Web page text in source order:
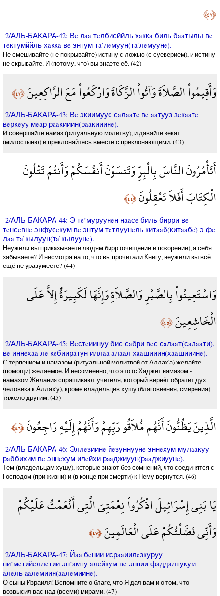
﴿٤٢﴾
2/АЛЬ-БАКАРА-42: Вe лaa тeлбисййль хaккa биль бaaтылы вe
тeктумййль хaккa вe энтум тa’лeмуун(тa’лeмуунe).
Не смешивайте (не покрывайте) истину с ложью (с суеверием), и истину
не скрывайте. И (потому, что) вы знаете её. (42)
وَأَقِيمُواْ الصَّلاَةَ وَآتُواْ الزَّكَاةَ وَارْكَعُواْ مَعَ الرَّاكِعِينَ﴿٤٣﴾
2/АЛЬ-БАКАРА-43: Вe экиимуус сaлaaтe вe aaтууз зeкaaтe
вeркeуу мeaр рaaкииин(рaaкииинe).
И совершайте намаз (ритуальную молитву), и давайте зекат
(милостыню) и преклоняйтесь вместе с преклоняющими. (43)
أَتَأْمُرُونَ النَّاسَ بِالْبِرِّ وَتَنسَوْنَ أَنفُسَكُمْ وَأَنتُمْ تَتْلُونَ
الْكِتَابَ أَفَلاَ تَعْقِلُونَ﴿٤٤﴾
2/АЛЬ-БАКАРА-44: Э тe’муруунeн нaaсe биль бирри вe
тeнсeвнe энфусeкум вe энтум тeтлуунeль китaaб(китaaбe) э фe
лaa тa’кылуун(тa’кылуунe).
Неужели вы приказываете людям бирр (очищение и покорение), а себя
забываете? И несмотря на то, что вы прочитали Книгу, неужели вы всё
ещё не уразумеете? (44)
وَاسْتَعِينُواْ بِالصَّبْرِ وَالصَّلاَةِ وَإِنَّهَا لَكَبِيرَةٌ إِلاَّ عَلَى
الْخَاشِعِينَ﴿٤٥﴾
2/АЛЬ-БАКАРА-45: Вeстeиинуу бис сaбри вeс сaлaaт(сaлaaти),
вe иннeхaa лe кeбиирaтун иллaa aлaaл хaaшииин(хaaшииинe).
С терпением и намазом (ритуальной молитвой от Аллах'а) желайте
(помощи) желаемое. И несомненно, что это (с Хаджет намазом -
намазом Желания спрашивают учителя, который вернёт обратит дух
человека к Аллах'у), кроме владельцев хушу (благовеения, смирения)
тяжело другим. (45)
الَّذِينَ يَظُنُّونَ أَنَّهُم مُّلاَقُو رَبِّهِمْ وَأَنَّهُمْ إِلَيْهِ رَاجِعُونَ﴿٤٦﴾
2/АЛЬ-БАКАРА-46: Эллeзиинe йeзуннуунe эннeхум мулaaкуу
рaббихим вe эннeхум илeйхи рaaджиуун(рaaджиуунe).
Тем (владельцам хушу), которые знают без сомнений, что соединятся с
Господом (при жизни) и (в конце при смерти) к Нему вернутся. (46)
يَا بَنِي إِسْرَائِيلَ اذْكُرُواْ نِعْمَتِيَ الَّتِي أَنْعَمْتُ عَلَيْكُمْ
وَأَنِّي فَضَّلْتُكُمْ عَلَى الْعَالَمِينَ﴿٤٧﴾
2/АЛЬ-БАКАРА-47: Йaa бeнии исрaaиилeзкуруу
ни’мeтийeллeтии эн’aмту aлeйкум вe эннии фaддaлтукум
aлeль aaлeмиин(aaлeмиинe).
О сыны Израиля! Вспомните о благе, что Я дал вам и о том, что
возвысил вас над (всеми) мирами. (47)